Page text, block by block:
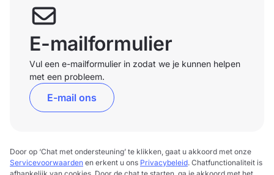
E-mailformulier
Vul een e-mailformulier in zodat we je kunnen helpen
met een probleem.
E-mail ons
Door op ‘Chat met ondersteuning’ te klikken, gaat u akkoord met onze
Servicevoorwaarden en erkent u ons Privacybeleid. Chatfunctionaliteit is